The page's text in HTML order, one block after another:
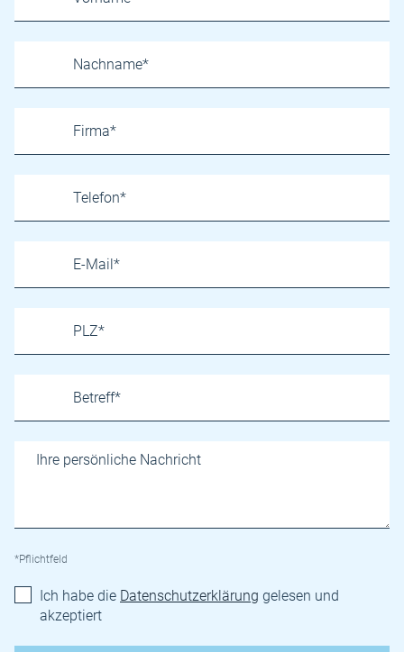
*Pflichtfeld
Ich habe die Datenschutzerklärung gelesen und
akzeptiert